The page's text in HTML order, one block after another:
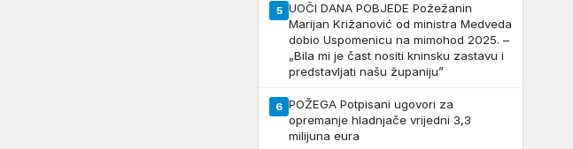
5 UOČI DANA POBJEDE Požežanin
Marijan Križanović od ministra Medveda
dobio Uspomenicu na mimohod 2025. –
„Bila mi je čast nositi kninsku zastavu i
predstavljati našu županiju”
6 POŽEGA Potpisani ugovori za
opremanje hladnjače vrijedni 3,3
milijuna eura